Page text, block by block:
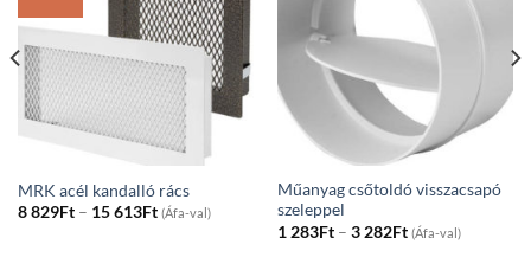
MRK acél kandalló rács
8 829Ft – 15 613FtPrice
range:
(Áfa-val)
Műanyag csőtoldó visszacsapó
szeleppel
1 283Ft – 3 282FtPrice
range:
(Áfa-val)